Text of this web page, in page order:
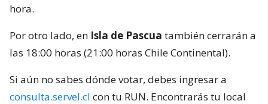
hora.
Por otro lado, en Isla de Pascua también cerrarán a
las 18:00 horas (21:00 horas Chile Continental).
Si aún no sabes dónde votar, debes ingresar a
consulta.servel.cl con tu RUN. Encontrarás tu local